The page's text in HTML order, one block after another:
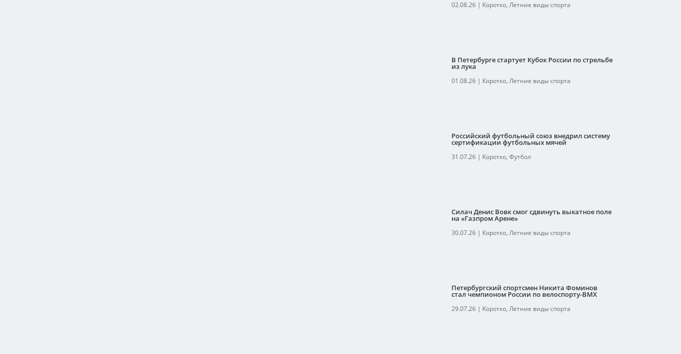
02.08.26| Коротко, Летние виды спорта
В Петербурге стартует Кубок России по стрельбе
из лука
01.08.26| Коротко, Летние виды спорта
Российский футбольный союз внедрил систему
сертификации футбольных мячей
31.07.26| Коротко, Футбол
Силач Денис Вовк смог сдвинуть выкатное поле
на «Газпром Арене»
30.07.26| Коротко, Летние виды спорта
Петербургский спортсмен Никита Фоминов
стал чемпионом России по велоспорту-ВМХ
29.07.26| Коротко, Летние виды спорта